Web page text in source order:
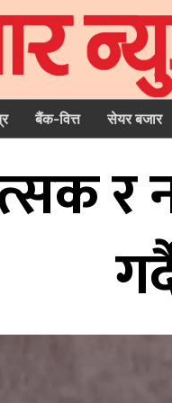
बैंक-वित्त सेयर बजार
र